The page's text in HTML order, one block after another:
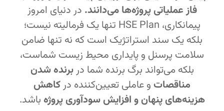
فاز عملیاتی پروژه‌ها می‌دانند. در دنیای امروز
پیمانکاری، HSE Plan تنها یک فرمالیته نیست؛
بلکه یک سند استراتژیک است که نه تنها ضامن
سلامت پرسنل و پایداری محیط زیست شماست،
بلکه می‌تواند برگ برنده شما دربرنده شدن
مناقصات و عاملی تعیین‌کننده درکاهش
هزینه‌های پنهان و افزایش سودآوری پروژه باشد.